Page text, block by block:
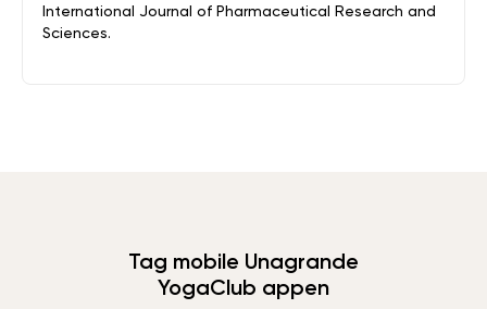
International Journal of Pharmaceutical Research and
Sciences.
Tag mobile Unagrande
YogaClub appen